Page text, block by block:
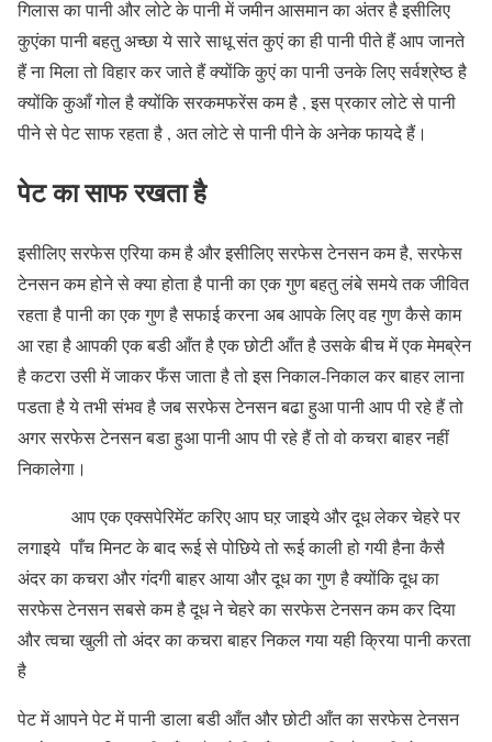
गिलास का पानी और लोटे के पानी में जमीन आसमान का अंतर है इसीलिए
कुएंका पानी बहतु अच्छा ये सारे साधू संत कुएं का ही पानी पीते हैं आप जानते
हैं ना मिला तो विहार कर जाते हैं क्योंकि कुएं का पानी उनके लिए सर्वश्रेष्ठ है
क्योंकि कुआँ गोल है क्योंकि सरकमफरेंस कम है , इस प्रकार लोटे से पानी
पीने से पेट साफ रहता है , अत लोटे से पानी पीने के अनेक फायदे हैं।
पेट का साफ रखता है
इसीलिए सरफेस एरिया कम है और इसीलिए सरफेस टेनसन कम है, सरफेस
टेनसन कम होने से क्या होता है पानी का एक गुण बहतु लंबे समये तक जीवित
रहता है पानी का एक गुण है सफाई करना अब आपके लिए वह गुण कैसे काम
आ रहा है आपकी एक बडी आँत है एक छोटी आँत है उसके बीच में एक मेमब्रेन
है कटरा उसी में जाकर फँस जाता है तो इस निकाल-निकाल कर बाहर लाना
पडता है ये तभी संभव है जब सरफेस टेनसन बढा हुआ पानी आप पी रहे हैं तो
अगर सरफेस टेनसन बडा हुआ पानी आप पी रहे हैं तो वो कचरा बाहर नहीं
निकालेगा।
आप एक एक्सपेरिमेंट करिए आप घऱ जाइये और दूध लेकर चेहरे पर
लगाइये पाँच मिनट के बाद रूई से पोछिये तो रूई काली हो गयी हैना कैसै
अंदर का कचरा और गंदगी बाहर आया और दूध का गुण है क्योंकि दूध का
सरफेस टेनसन सबसे कम है दूध ने चेहरे का सरफेस टेनसन कम कर दिया
और त्वचा खुली तो अंदर का कचरा बाहर निकल गया यही क्रिया पानी करता
है
पेट में आपने पेट में पानी डाला बडी आँत और छोटी आँत का सरफेस टेनसन